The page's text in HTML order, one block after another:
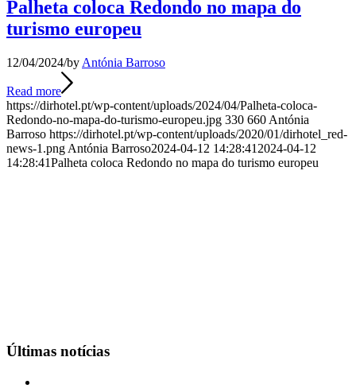
Palheta coloca Redondo no mapa do
turismo europeu
12/04/2024/by Antónia Barroso
Read more
https://dirhotel.pt/wp-content/uploads/2024/04/Palheta-coloca-
Redondo-no-mapa-do-turismo-europeu.jpg 330 660 Antónia
Barroso https://dirhotel.pt/wp-content/uploads/2020/01/dirhotel_red-
news-1.png Antónia Barroso2024-04-12 14:28:41 2024-04-12
14:28:41Palheta coloca Redondo no mapa do turismo europeu
Últimas notícias